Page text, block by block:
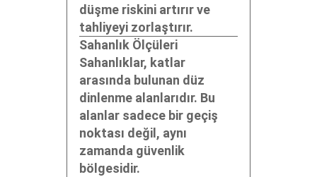
düşme riskini artırır ve
tahliyeyi zorlaştırır.
Sahanlık Ölçüleri
Sahanlıklar, katlar
arasında bulunan düz
dinlenme alanlarıdır. Bu
alanlar sadece bir geçiş
noktası değil, aynı
zamanda güvenlik
bölgesidir.